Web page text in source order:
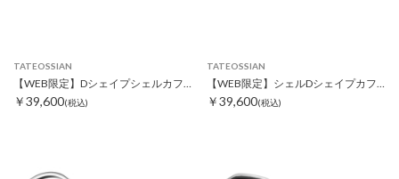
TATEOSSIAN
￥39,600(税込)
TATEOSSIAN
￥39,600(税込)